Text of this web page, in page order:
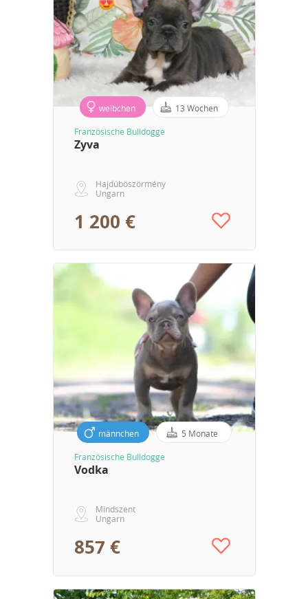
weibchen 13 Wochen
Französische Bulldogge
Zyva
Hajdúböszörmény
Ungarn
1 200 €
männchen 5 Monate
Französische Bulldogge
Vodka
Mindszent
Ungarn
857 €